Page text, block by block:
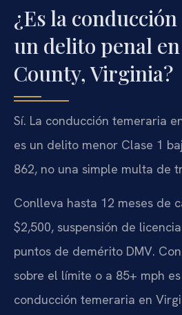
¿Es la
un delito penal
County, Virginia?
Sí. La conducción temeraria
es un delito menor Clase 1
862, no una simple multa de
Conlleva hasta 12 meses de
$2,500, suspensión de
puntos de demérito DMV.
sobre el límite o a 85+ mph
conducción temeraria en